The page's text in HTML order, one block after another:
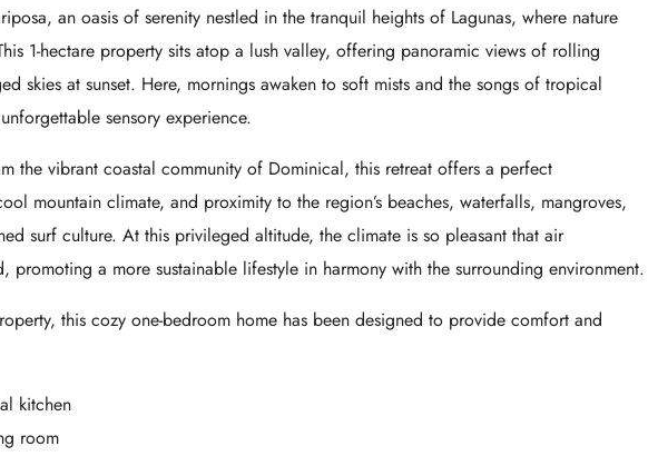
an oasis of serenity nestled in the tranquil heights of Lagunas, where nature
1-hectare property sits atop a lush valley, offering panoramic views of rolling
skies at sunset. Here, mornings awaken to soft mists and the songs of tropical
sensory experience.
the vibrant coastal community of Dominical, this retreat offers a perfect
mountain climate, and proximity to the region’s beaches, waterfalls, mangroves,
surf culture. At this privileged altitude, the climate is so pleasant that air
promoting a more sustainable lifestyle in harmony with the surrounding environment.
this cozy one-bedroom home has been designed to provide comfort and
kitchen
room